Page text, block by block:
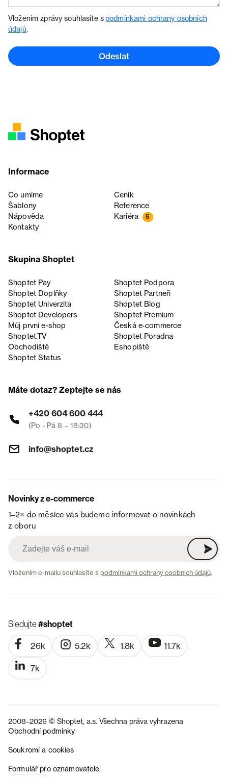
Vložením zprávy souhlasíte spodmínkami ochrany osobních
údajů.
Odeslat
Informace
Co umíme
Ceník
Šablony
Reference
Nápověda
Kariéra 5
Kontakty
Skupina Shoptet
Shoptet Pay
Shoptet Podpora
Shoptet Doplňky
Shoptet Partneři
Shoptet Univerzita
Shoptet Blog
Shoptet Developers
Shoptet Premium
Můj první e-shop
Česká e‑commerce
Shoptet.TV
Shoptet Poradna
Obchodiště
Eshopiště
Shoptet Status
Máte dotaz? Zeptejte se nás
+420 604 600 444
(Po - Pá 8 – 18:30)
info@shoptet.cz
Novinky z e-commerce
1–2× do měsíce vás budeme informovat o novinkách
z oboru
Vložením e-mailu souhlasíte spodmínkami ochrany osobních údajů.
Sledujte#shoptet
26k 5.2k 1.8k 11.7k
7k
2008–2026 © Shoptet, a.s. Všechna práva vyhrazena
Obchodní podmínky
Soukromí a cookies
Formulář pro oznamovatele